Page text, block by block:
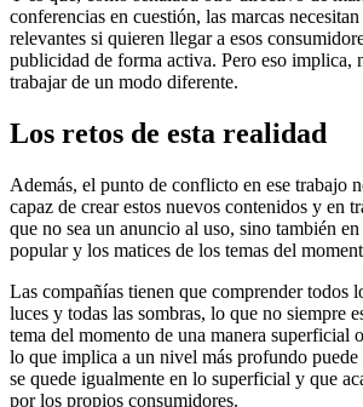
conferencias en cuestión, las marcas
relevantes si quieren llegar a esos
publicidad de forma activa. Pero eso implica,
trabajar de un modo diferente.
Los retos de esta realidad
Además, el punto de conflicto en ese trabajo
capaz de crear estos nuevos contenidos y en
que no sea un anuncio al uso, sino también
popular y los matices de los temas del
Las compañías tienen que comprender todos
luces y todas las sombras, lo que no siempre
tema del momento de una manera superficial
lo que implica a un nivel más profundo puede
se quede igualmente en lo superficial y que
por los propios consumidores.